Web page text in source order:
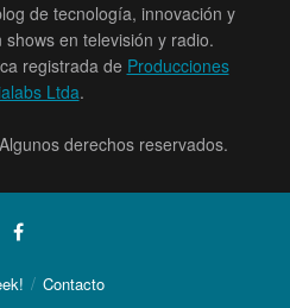
de tecnología, innovación y
en televisión y radio.
registrada de Producciones
Ltda.
derechos reservados.
Contacto